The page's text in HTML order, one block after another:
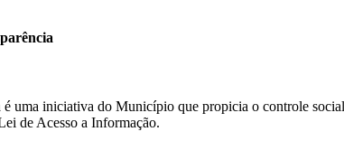
uma iniciativa do Município que propicia o controle
de Acesso a Informação.